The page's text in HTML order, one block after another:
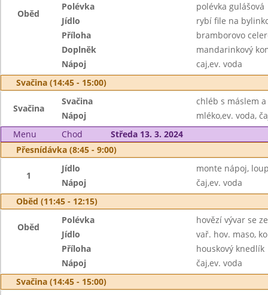
Oběd
Polévka
polévka gulášová
Jídlo
rybí file na
Příloha
bramborovo
Doplněk
mandarinkový
Nápoj
caj,ev. voda
Svačina (14:45 - 15:00)
Svačina
Svačina
chléb s máslem
Nápoj
mléko,ev. voda,
Menu
Chod
Středa 13. 3. 2024
Přesnídávka (8:45 - 9:00)
1
Jídlo
monte nápoj,
Nápoj
čaj,ev. voda
Oběd (11:45 - 12:15)
Oběd
Polévka
hovězí vývar se
Jídlo
vař. hov. maso,
Příloha
houskový knedlík
Nápoj
čaj,ev. voda
Svačina (14:45 - 15:00)